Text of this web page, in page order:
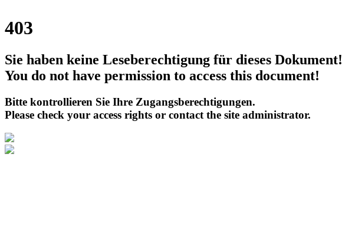
403
Sie haben keine Leseberechtigung für dieses Dokument!
You do not have permission to access this document!
Bitte kontrollieren Sie Ihre Zugangsberechtigungen.
Please check your access rights or contact the site administrator.